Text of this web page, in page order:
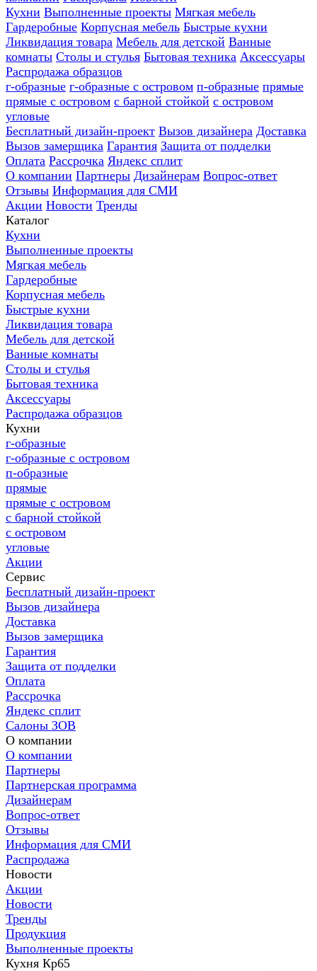
Кухни Выполненные проекты Мягкая мебель
Гардеробные Корпусная мебель Быстрые кухни
Ликвидация товара Мебель для детской Ванные
комнаты Столы и стулья Бытовая техника Аксессуары
Распродажа образцов
г-образные г-образные с островом п-образные прямые
прямые с островом с барной стойкой с островом
угловые
Бесплатный дизайн-проект Вызов дизайнера Доставка
Вызов замерщика Гарантия Защита от подделки
Оплата Рассрочка Яндекс сплит
О компании Партнеры Дизайнерам Вопрос-ответ
Отзывы Информация для СМИ
Акции Новости Тренды
Каталог
Кухни
Выполненные проекты
Мягкая мебель
Гардеробные
Корпусная мебель
Быстрые кухни
Ликвидация товара
Мебель для детской
Ванные комнаты
Столы и стулья
Бытовая техника
Аксессуары
Распродажа образцов
Кухни
г-образные
г-образные с островом
п-образные
прямые
прямые с островом
с барной стойкой
с островом
угловые
Акции
Сервис
Бесплатный дизайн-проект
Вызов дизайнера
Доставка
Вызов замерщика
Гарантия
Защита от подделки
Оплата
Рассрочка
Яндекс сплит
Салоны ЗОВ
О компании
О компании
Партнеры
Партнерская программа
Дизайнерам
Вопрос-ответ
Отзывы
Информация для СМИ
Распродажа
Новости
Акции
Новости
Тренды
Продукция
Выполненные проекты
Кухня Кр65